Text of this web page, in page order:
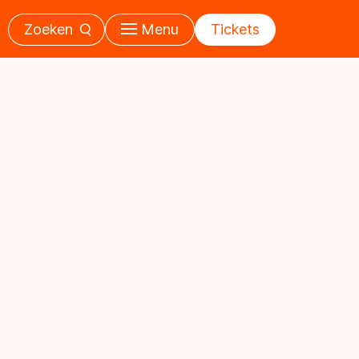
Zoeken Menu Tickets